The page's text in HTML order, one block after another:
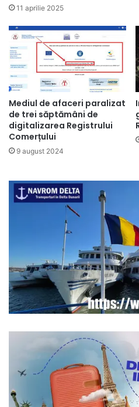
11 aprilie 2025
Mediul de afaceri paralizat
de trei săptămâni de
digitalizarea Registrului
Comerțului
9 august 2024